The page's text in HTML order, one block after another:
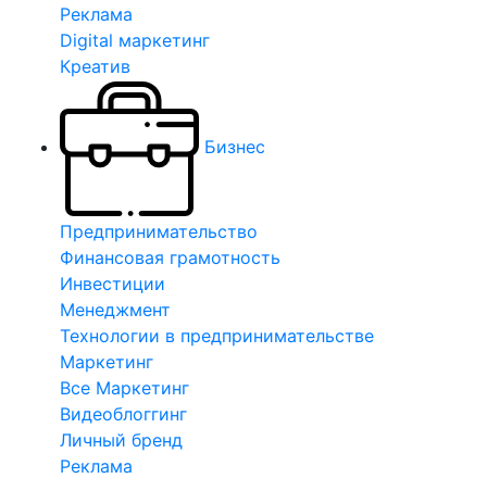
Реклама
Digital маркетинг
Креатив
Бизнес
Предпринимательство
Финансовая грамотность
Инвестиции
Менеджмент
Технологии в предпринимательстве
Маркетинг
Все Маркетинг
Видеоблоггинг
Личный бренд
Реклама